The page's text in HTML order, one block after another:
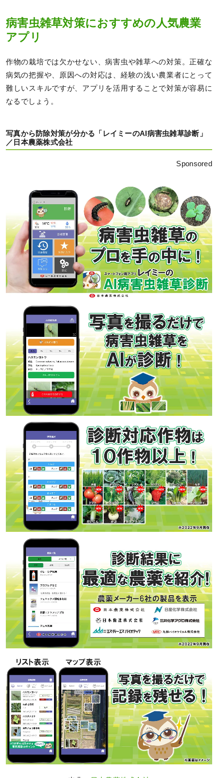
病害虫雑草対策におすすめの人気農業
アプリ
作物の栽培では欠かせない、病害虫や雑草への対策。正確な
病気の把握や、原因への対応は、経験の浅い農業者にとって
難しいスキルですが、アプリを活用することで対策が容易に
なるでしょう。
写真から防除対策が分かる「レイミーのAI病害虫雑草診断」
／日本農薬株式会社
Sponsored